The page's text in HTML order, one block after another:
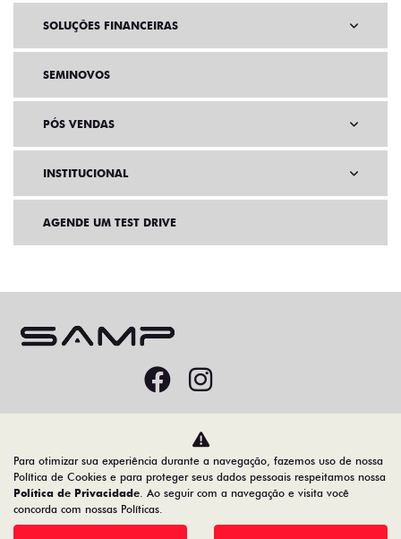
SOLUÇÕES FINANCEIRAS
SEMINOVOS
PÓS VENDAS
INSTITUCIONAL
AGENDE UM TEST DRIVE
Desacelere. Seu bem maior é a vida.
Para otimizar sua experiência durante a navegação, fazemos uso de nossa
Política de Cookies e para proteger seus dados pessoais respeitamos nossa
Política de Privacidade. Ao seguir com a navegação e visita você
concorda com nossas Políticas.